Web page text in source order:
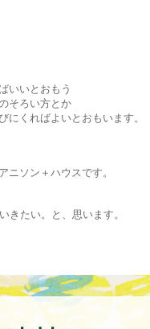
いいとおもう
そろい方とか
にくればよいとおもいます。
ニソン＋ハウスです。
きたい。と、思います。